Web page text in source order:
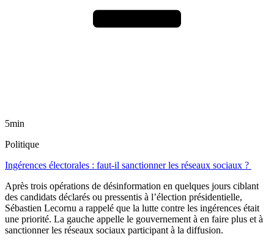
5min
Politique
Ingérences électorales : faut-il sanctionner les réseaux sociaux ?
Après trois opérations de désinformation en quelques jours ciblant
des candidats déclarés ou pressentis à l’élection présidentielle,
Sébastien Lecornu a rappelé que la lutte contre les ingérences était
une priorité. La gauche appelle le gouvernement à en faire plus et à
sanctionner les réseaux sociaux participant à la diffusion.